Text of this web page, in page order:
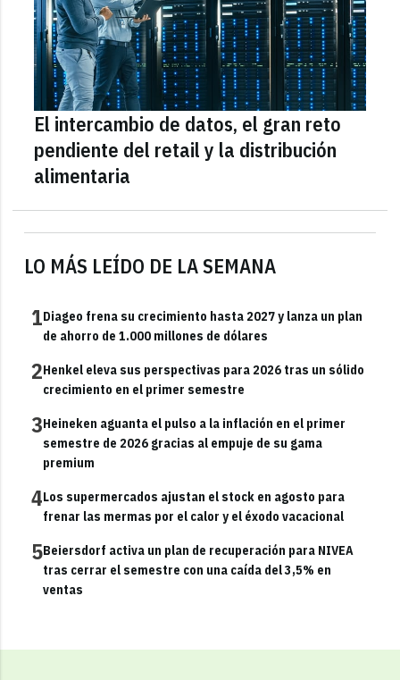
LO MÁS LEÍDO DE LA SEMANA
1Diageo frena su crecimiento hasta 2027 y lanza un plan
de ahorro de 1.000 millones de dólares
2Henkel eleva sus perspectivas para 2026 tras un sólido
crecimiento en el primer semestre
3Heineken aguanta el pulso a la inflación en el primer
semestre de 2026 gracias al empuje de su gama
premium
4Los supermercados ajustan el stock en agosto para
frenar las mermas por el calor y el éxodo vacacional
5Beiersdorf activa un plan de recuperación para NIVEA
tras cerrar el semestre con una caída del 3,5% en
ventas
El intercambio de datos, el gran reto
pendiente del retail y la distribución
alimentaria